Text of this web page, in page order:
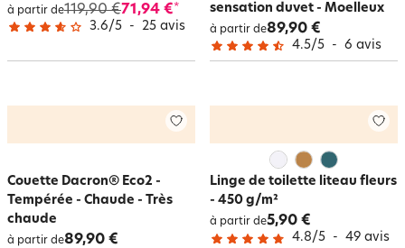
à partir de119,90 €71,94 €*
3.6/5 - 25 avis
sensation duvet - Moelleux
à partir de89,90 €
4.5/5 - 6 avis
Couette Dacron® Eco2 -
Tempérée - Chaude - Très
chaude
à partir de89,90 €
Linge de toilette liteau fleurs
- 450 g/m²
à partir de5,90 €
4.8/5 - 49 avis